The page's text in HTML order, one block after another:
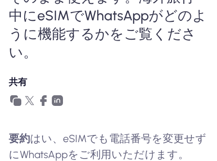
中にeSIMでWhatsAppがどのよ
うに機能するかをご覧くださ
い。
共有
要約はい、eSIMでも電話番号を変更せず
にWhatsAppをご利用いただけます。